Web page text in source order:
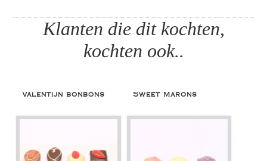
Klanten die dit kochten,
kochten ook..
Valentijn bonbons Sweet Marons